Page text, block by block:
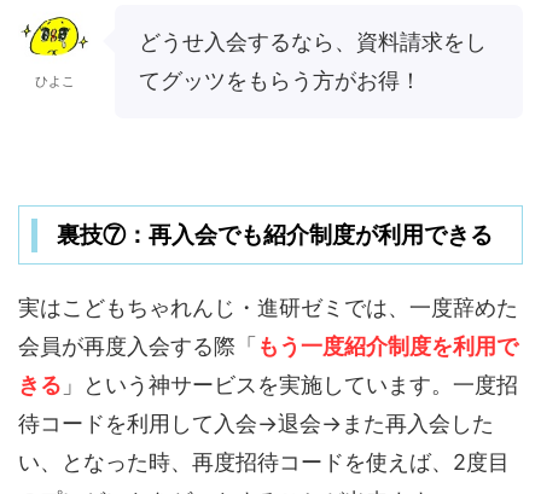
ひよこ
どうせ入会するなら、資料請求をし
てグッツをもらう方がお得！
裏技⑦：再入会でも紹介制度が利用できる
実はこどもちゃれんじ・進研ゼミでは、一度辞めた
会員が再度入会する際「 もう一度紹介制度を利用で
きる 」という神サービスを実施しています。一度招
待コードを利用して入会→退会→また再入会した
い、となった時、再度招待コードを使えば、2度目